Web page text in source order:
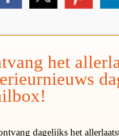
het
dagelijks het